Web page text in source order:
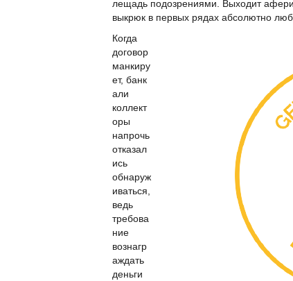
лещадь подозрениями. Выходит
выкрюк в первых рядах абсолютно
Когда
договор
манкиру
ет, банк
али
коллект
оры
напрочь
отказал
ись
обнаруж
иваться,
ведь
требова
ние
вознагр
аждать
деньги